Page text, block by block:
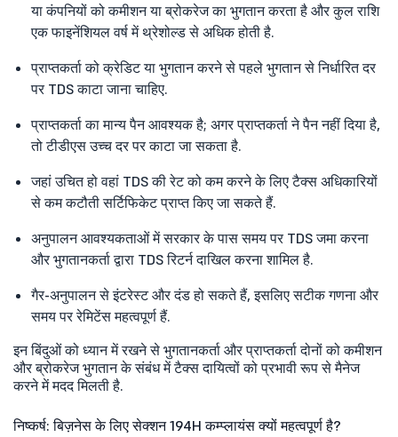
या कंपनियों को कमीशन या ब्रोकरेज का भुगतान करता है और कुल राशि
एक फाइनेंशियल वर्ष में थ्रेशोल्ड से अधिक होती है.
प्राप्तकर्ता को क्रेडिट या भुगतान करने से पहले भुगतान से निर्धारित दर
पर TDS काटा जाना चाहिए.
प्राप्तकर्ता का मान्य पैन आवश्यक है; अगर प्राप्तकर्ता ने पैन नहीं दिया है,
तो टीडीएस उच्च दर पर काटा जा सकता है.
जहां उचित हो वहां TDS की रेट को कम करने के लिए टैक्स अधिकारियों
से कम कटौती सर्टिफिकेट प्राप्त किए जा सकते हैं.
अनुपालन आवश्यकताओं में सरकार के पास समय पर TDS जमा करना
और भुगतानकर्ता द्वारा TDS रिटर्न दाखिल करना शामिल है.
गैर-अनुपालन से इंटरेस्ट और दंड हो सकते हैं, इसलिए सटीक गणना और
समय पर रेमिटेंस महत्वपूर्ण हैं.
इन बिंदुओं को ध्यान में रखने से भुगतानकर्ता और प्राप्तकर्ता दोनों को कमीशन
और ब्रोकरेज भुगतान के संबंध में टैक्स दायित्वों को प्रभावी रूप से मैनेज
करने में मदद मिलती है.
निष्कर्ष: बिज़नेस के लिए सेक्शन 194H कम्प्लायंस क्यों महत्वपूर्ण है?